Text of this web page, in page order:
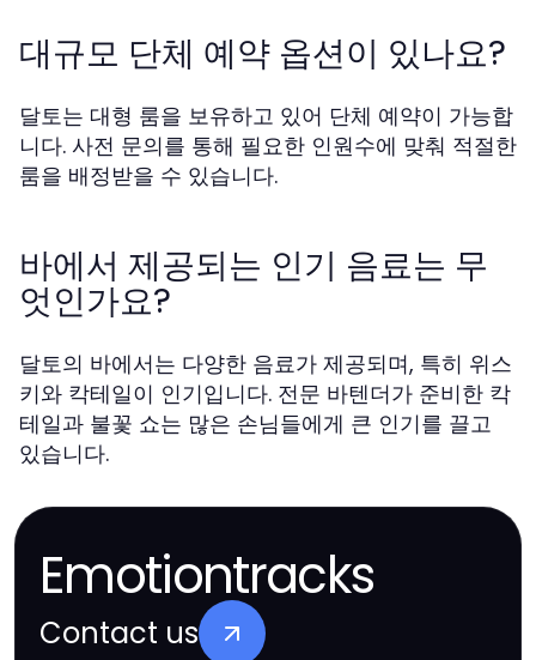
대규모 단체 예약 옵션이 있나요?
달토는 대형 룸을 보유하고 있어 단체 예약이 가능합
니다. 사전 문의를 통해 필요한 인원수에 맞춰 적절한
룸을 배정받을 수 있습니다.
바에서 제공되는 인기 음료는 무
엇인가요?
달토의 바에서는 다양한 음료가 제공되며, 특히 위스
키와 칵테일이 인기입니다. 전문 바텐더가 준비한 칵
테일과 불꽃 쇼는 많은 손님들에게 큰 인기를 끌고
있습니다.
Emotiontracks
Contact us